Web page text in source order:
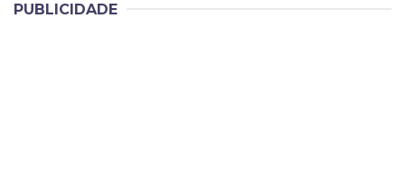
PUBLICIDADE